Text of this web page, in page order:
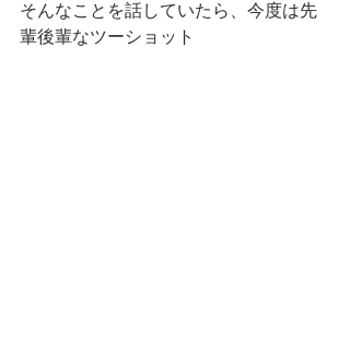
そんなことを話していたら、今度は先
輩後輩なツーショット